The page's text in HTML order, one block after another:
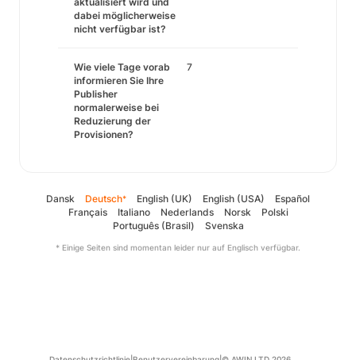
dabei möglicherweise
nicht verfügbar ist?
Wie viele Tage vorab
informieren Sie Ihre
Publisher
normalerweise bei
Reduzierung der
Provisionen?
7
Dansk Deutsch* English (UK) English (USA)
Español
Français
Italiano Nederlands Norsk
Polski
Português (Brasil)
Svenska
* Einige Seiten sind momentan leider nur auf Englisch verfügbar.